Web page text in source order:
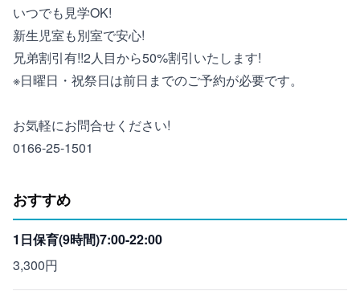
いつでも見学OK!
新生児室も別室で安心!
兄弟割引有!!2人目から50%割引いたします!
※日曜日・祝祭日は前日までのご予約が必要です。
お気軽にお問合せください!
0166-25-1501
おすすめ
1日保育(9時間)7:00-22:00
3,300円